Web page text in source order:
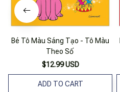
Bé Tô Màu Sáng Tạo - Tô Màu
Theo Số
$12.99 USD
ADD TO CART